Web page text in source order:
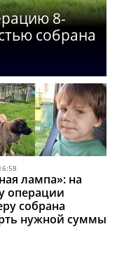
8-
собрана
лампа»: на
операции
собрана
нужной суммы